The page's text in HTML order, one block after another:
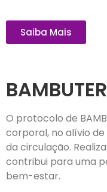
Saiba Mais
O protocolo de
corporal, no alívio
da circulação.
contribui para uma
bem-estar.